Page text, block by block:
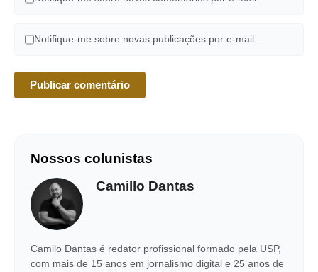
Notifique-me sobre novas publicações por e-mail.
Nossos colunistas
Camillo Dantas
Camilo Dantas é redator profissional formado pela USP,
com mais de 15 anos em jornalismo digital e 25 anos de